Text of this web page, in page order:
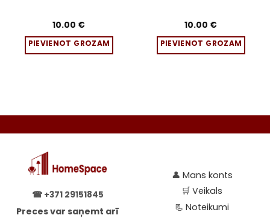
10.00 €
PIEVIENOT GROZAM
10.00 €
PIEVIENOT GROZAM
☎ +371 29151845
Preces var saņemt arī
👤 Mans konts
🛒Veikals
📃Noteikumi